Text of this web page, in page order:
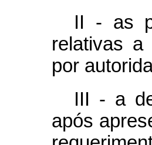
II - as
relativas a
por
III - a
após